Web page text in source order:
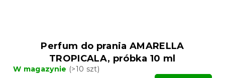
Perfum do prania AMARELLA
TROPICALA, próbka 10 ml
W magazynie (>10 szt)